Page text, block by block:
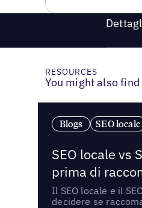
RESOURCES
You might also
Blogs SEO locale
SEO locale vs
prima di
Il SEO locale e il
decidere se